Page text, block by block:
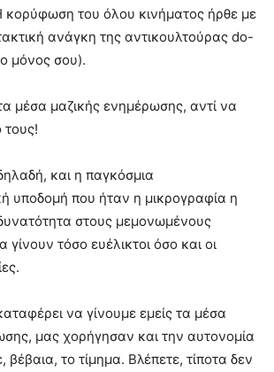
κορύφωση του όλου κινήματος ήρθε με
ανάγκη της αντικουλτούρας do-
μόνος σου).
μέσα μαζικής ενημέρωσης, αντί να
τους!
και η παγκόσμια
υποδομή που ήταν η μικρογραφία η
στους μεμονωμένους
τόσο ευέλικτοι όσο και οι
να γίνουμε εμείς τα μέσα
μας χορήγησαν και την αυτονομία
το τίμημα. Βλέπετε, τίποτα δεν